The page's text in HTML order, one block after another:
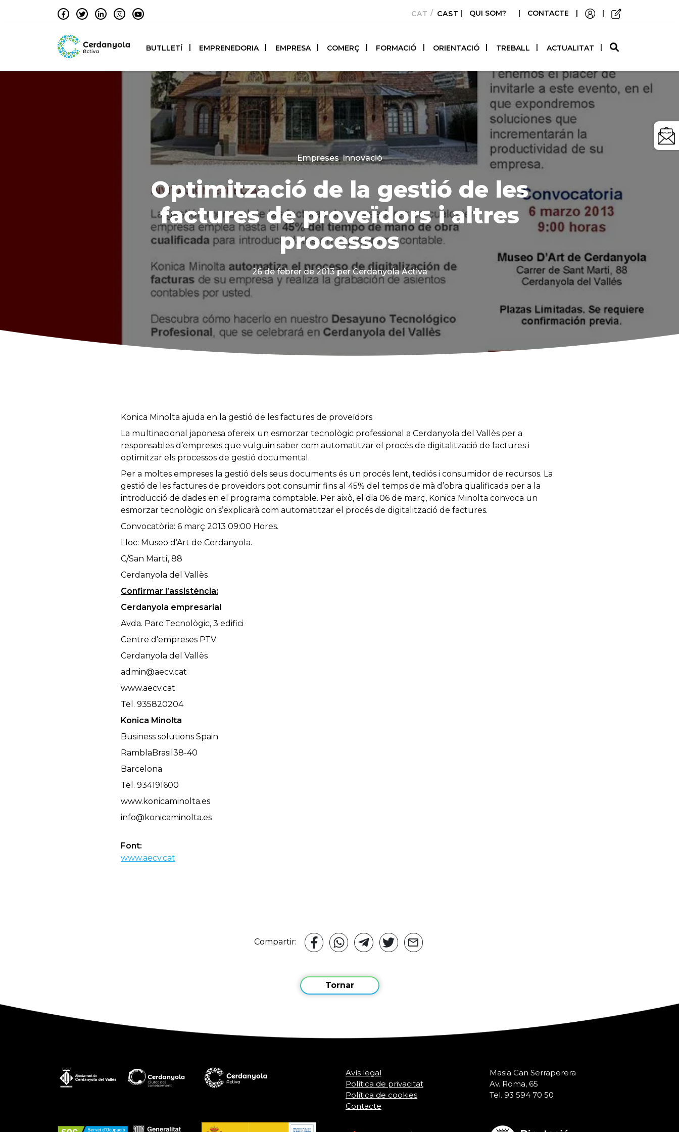
CATALÀCASTELLANO
| QUI SOM? | CONTACTE | |
BUTLLETÍ EMPRENEDORIA EMPRESA COMERÇ FORMACIÓ ORIENTACIÓ TREBALL ACTUALITAT
Categories
Empreses,Innovació
Optimització de la gestió de les
factures de proveïdors i altres
processos
26 de febrer de 2013 per Cerdanyola Activa
Konica Minolta ajuda en la gestió de les factures de proveïdors
La multinacional japonesa ofereix un esmorzar tecnològic professional a Cerdanyola del Vallès per a
responsables d’empreses que vulguin saber com automatitzar el procés de digitalització de factures i
optimitzar els processos de gestió documental .
Per a moltes empreses la gestió dels seus documents és un procés lent, tediós i consumidor de recursos. La
gestió de les factures de proveïdors pot consumir fins al 45% del temps de mà d’obra qualificada per a la
introducció de dades en el programa comptable. Per això, el dia 06 de març, Konica Minolta convoca un
esmorzar tecnològic on s’explicarà com automatitzar el procés de digitalització de factures.
Convocatòria: 6 març 2013 09:00 Hores.
Lloc: Museo d’Art de Cerdanyola.
C/San Martí, 88
Cerdanyola del Vallès
Confirmar l’assistència:
Cerdanyola empresarial
Avda. Parc Tecnològic, 3 edifici
Centre d’empreses PTV
Cerdanyola del Vallès
admin@aecv.cat
www.aecv.cat
Tel. 935820204
Konica Minolta
Business solutions Spain
RamblaBrasil 38-40
Barcelona
Tel. 934191600
www.konicaminolta.es
info@ konicaminolta.es
Font:
www.aecv.cat
Compartir:
Tornar
Avís legal
Política de privacitat
Política de cookies
Contacte
Masia Can Serraperera
Av. Roma, 65
Tel. 93 594 70 50